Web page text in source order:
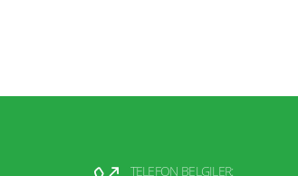
TELEFON BELGILER: